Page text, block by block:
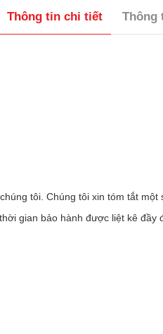
Thông tin chi tiết Thông
tôi. Chúng tôi xin tóm tắt một
gian bảo hành được liệt kê đầy